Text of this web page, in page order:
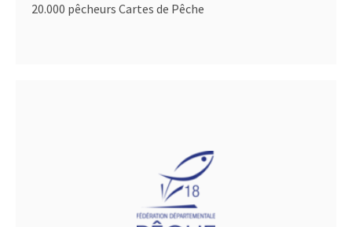
20.000 pêcheurs Cartes de Pêche